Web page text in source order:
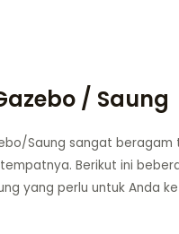
/ Saung
Saung sangat beragam
Berikut ini
yang perlu untuk Anda